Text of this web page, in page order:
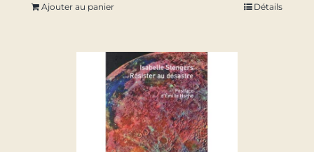
Ajouter au panier Détails